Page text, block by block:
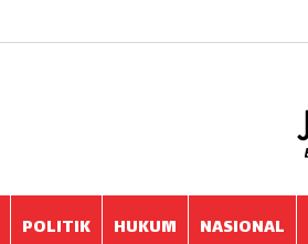
POLITIK HUKUM NASIONAL